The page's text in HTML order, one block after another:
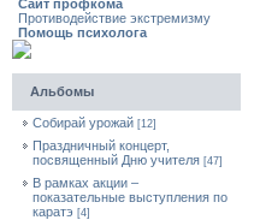
Сайт профкома
Противодействие экстремизму
Помощь психолога
Альбомы
Собирай урожай [12]
Праздничный концерт,
посвященный Дню учителя [47]
В рамках акции –
показательные выступления по
каратэ [4]